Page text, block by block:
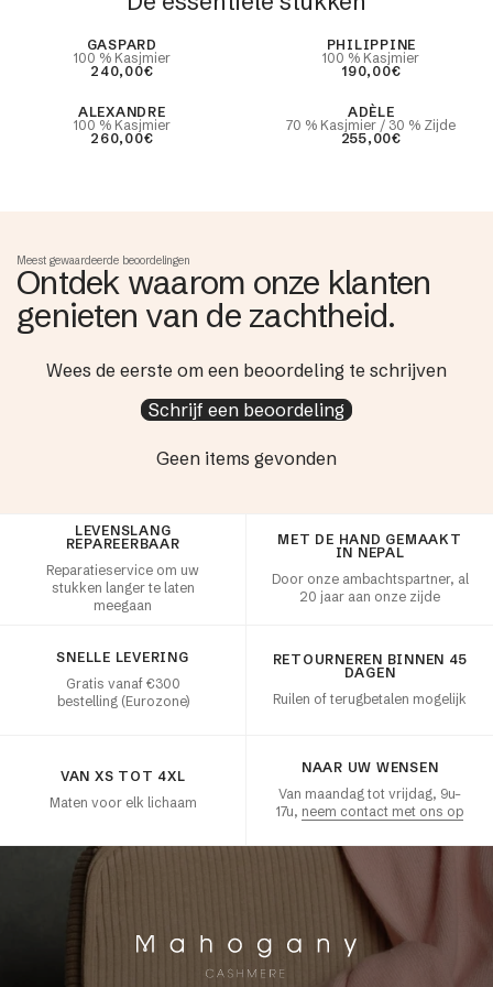
GASPARD
100 % Kasjmier
240,00€
PHILIPPINE
100 % Kasjmier
190,00€
ALEXANDRE
100 % Kasjmier
260,00€
ADÈLE
70 % Kasjmier / 30 % Zijde
255,00€
Meest gewaardeerde beoordelingen
Ontdek waarom onze klanten
genieten van de zachtheid.
Wees de eerste om een beoordeling te schrijven
Schrijf een beoordeling
Geen items gevonden
KlanttevredenheidLEVENSLANG
REPAREERBAAR
Reparatieservice om uw
stukken langer te laten
meegaan
MET DE HAND GEMAAKT
IN NEPAL
Door onze ambachtspartner, al
20 jaar aan onze zijde
SNELLE LEVERING
Gratis vanaf €300
bestelling (Eurozone)
RETOURNEREN BINNEN 45
DAGEN
Ruilen of terugbetalen mogelijk
VAN XS TOT 4XL
Maten voor elk lichaam
NAAR UW WENSEN
Van maandag tot vrijdag, 9u–
17u, neem contact met ons op